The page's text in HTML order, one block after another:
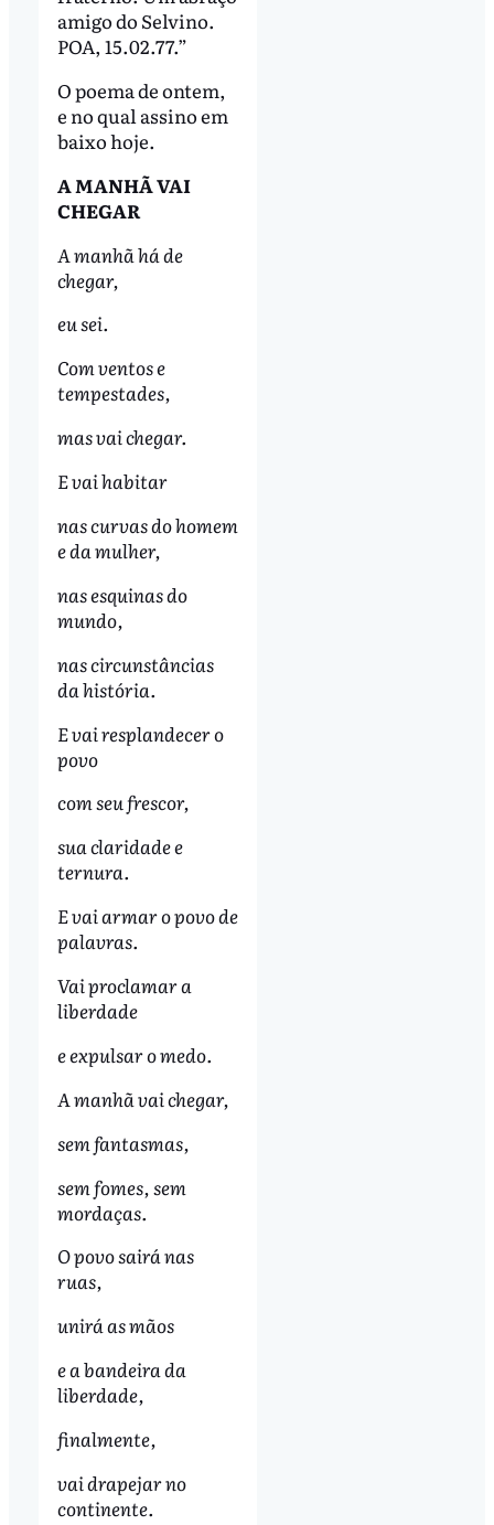
amigo do Selvino.
POA, 15.02.77.”
O poema de ontem,
e no qual assino em
baixo hoje.
A MANHÃ VAI
CHEGAR
A manhã há de
chegar,
eu sei.
Com ventos e
tempestades,
mas vai chegar.
E vai habitar
nas curvas do homem
e da mulher,
nas esquinas do
mundo,
nas circunstâncias
da história.
E vai resplandecer o
povo
com seu frescor,
sua claridade e
ternura.
E vai armar o povo de
palavras.
Vai proclamar a
liberdade
e expulsar o medo.
A manhã vai chegar,
sem fantasmas,
sem fomes, sem
mordaças.
O povo sairá nas
ruas,
unirá as mãos
e a bandeira da
liberdade,
finalmente,
vai drapejar no
continente.